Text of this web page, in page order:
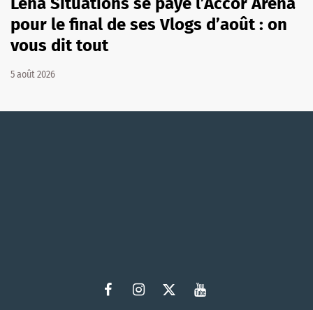
pour le final de ses Vlogs d’août : on
vous dit tout
5 août 2026